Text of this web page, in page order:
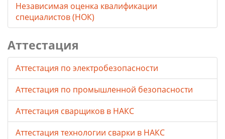
Независимая оценка квалификации
специалистов (НОК)
Аттестация
Аттестация по электробезопасности
Аттестация по промышленной безопасности
Аттестация сварщиков в НАКС
Аттестация технологии сварки в НАКС